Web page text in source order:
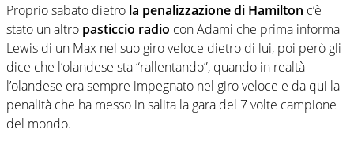
Proprio sabato dietro la penalizzazione di Hamilton c’è
stato un altro pasticcio radio con Adami che prima informa
Lewis di un Max nel suo giro veloce dietro di lui, poi però gli
dice che l’olandese sta “rallentando”, quando in realtà
l’olandese era sempre impegnato nel giro veloce e da qui la
penalità che ha messo in salita la gara del 7 volte campione
del mondo.